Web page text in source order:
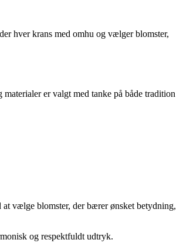
hver krans med omhu og vælger blomster,
er valgt med tanke på både tradition
vælge blomster, der bærer ønsket betydning,
og respektfuldt udtryk.